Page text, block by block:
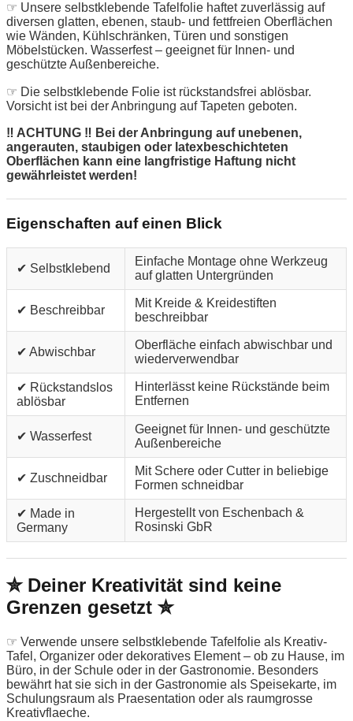
☞ Unsere selbstklebende Tafelfolie haftet zuverlässig auf
diversen glatten, ebenen, staub- und fettfreien Oberflächen
wie Wänden, Kühlschränken, Türen und sonstigen
Möbelstücken. Wasserfest – geeignet für Innen- und
geschützte Außenbereiche.
☞ Die selbstklebende Folie ist rückstandsfrei ablösbar.
Vorsicht ist bei der Anbringung auf Tapeten geboten.
‼ ACHTUNG ‼ Bei der Anbringung auf unebenen,
angerauten, staubigen oder latexbeschichteten
Oberflächen kann eine langfristige Haftung nicht
gewährleistet werden!
Eigenschaften auf einen Blick
✔ Selbstklebend
Einfache Montage ohne Werkzeug
auf glatten Untergründen
✔ Beschreibbar
Mit Kreide & Kreidestiften
beschreibbar
✔ Abwischbar
Oberfläche einfach abwischbar und
wiederverwendbar
✔ Rückstandslos
ablösbar
Hinterlässt keine Rückstände beim
Entfernen
✔ Wasserfest
Geeignet für Innen- und geschützte
Außenbereiche
✔ Zuschneidbar
Mit Schere oder Cutter in beliebige
Formen schneidbar
✔ Made in
Germany
Hergestellt von Eschenbach &
Rosinski GbR
✮ Deiner Kreativität sind keine
Grenzen gesetzt ✮
☞ Verwende unsere selbstklebende Tafelfolie als Kreativ-
Tafel, Organizer oder dekoratives Element – ob zu Hause, im
Büro, in der Schule oder in der Gastronomie. Besonders
bewährt hat sie sich in der Gastronomie als Speisekarte, im
Schulungsraum als Praesentation oder als raumgrosse
Kreativflaeche.